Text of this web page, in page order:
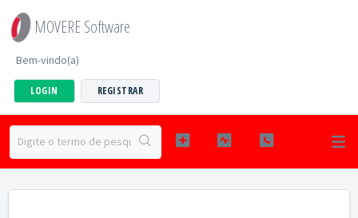
MOVERE Software
Bem-vindo(a)
LOGIN REGISTRAR